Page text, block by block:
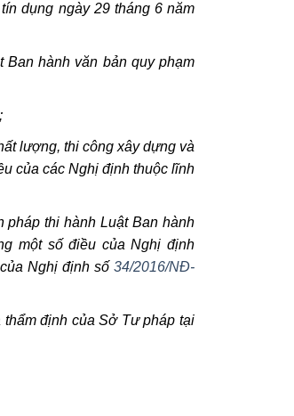
dụng ngày 29 tháng 6 năm
Ban hành văn bản quy phạm
lượng, thi công xây dựng và
của các Nghị định thuộc lĩnh
pháp thi hành Luật Ban hành
một số điều của Nghị định
Nghị định số34/2016/NĐ-
định của Sở Tư pháp tại